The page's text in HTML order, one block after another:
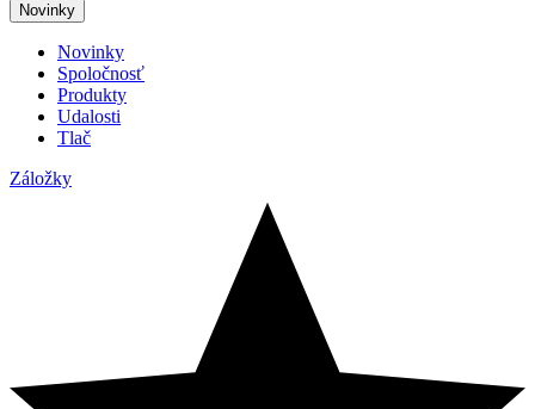
Novinky
Novinky
Spoločnosť
Produkty
Udalosti
Tlač
Záložky